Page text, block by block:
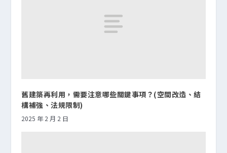
舊建築再利用，需要注意哪些關鍵事項？(空間改造、結
構補強、法規限制)
2025 年 2 月 2 日